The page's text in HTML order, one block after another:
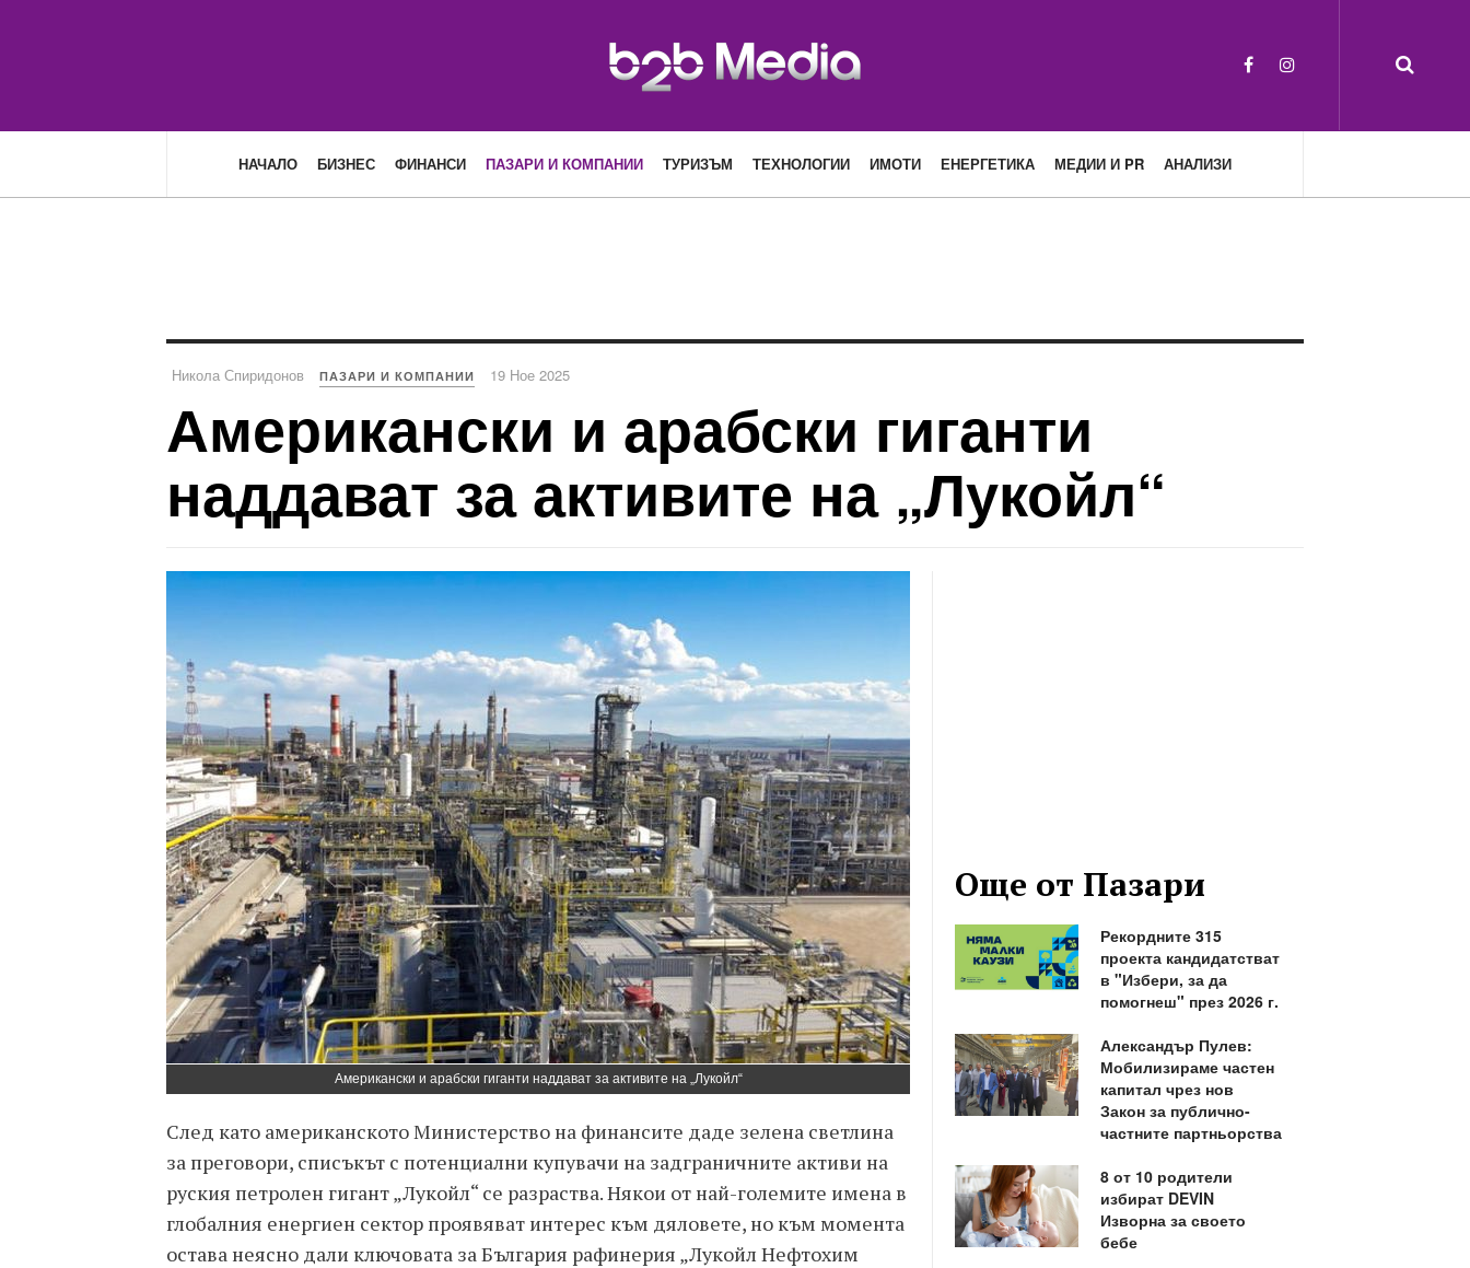
НАЧАЛО БИЗНЕС ФИНАНСИ ПАЗАРИ И КОМПАНИИ ТУРИЗЪМ ТЕХНОЛОГИИ ИМОТИ ЕНЕРГЕТИКА МЕДИИ И PR АНАЛИЗИ
Никола Спиридонов ПАЗАРИ И КОМПАНИИ 19 Ное 2025
Американски и арабски гиганти
наддават за активите на „Лукойл“
Американски и арабски гиганти наддават за активите на „Лукойл“
След като американското Министерство на финансите даде зелена светлина
за преговори, списъкът с потенциални купувачи на задграничните активи на
руския петролен гигант „Лукойл“ се разраства. Някои от най-големите имена в
глобалния енергиен сектор проявяват интерес към дяловете, но към момента
остава неясно дали ключовата за България рафинерия „Лукойл Нефтохим
Още от Пазари
Рекордните 315
проекта кандидатстват
в "Избери, за да
помогнеш" през 2026 г.
Александър Пулев:
Мобилизираме частен
капитал чрез нов
Закон за публично-
частните партньорства
8 от 10 родители
избират DEVIN
Изворна за своето
бебе